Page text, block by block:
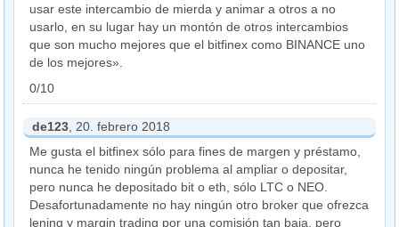
usar este intercambio de mierda y animar a otros a no
usarlo, en su lugar hay un montón de otros intercambios
que son mucho mejores que el bitfinex como BINANCE uno
de los mejores».
0/10
de123 , 20. febrero 2018
Me gusta el bitfinex sólo para fines de margen y préstamo,
nunca he tenido ningún problema al ampliar o depositar,
pero nunca he depositado bit o eth, sólo LTC o NEO.
Desafortunadamente no hay ningún otro broker que ofrezca
lening y margin trading por una comisión tan baja, pero